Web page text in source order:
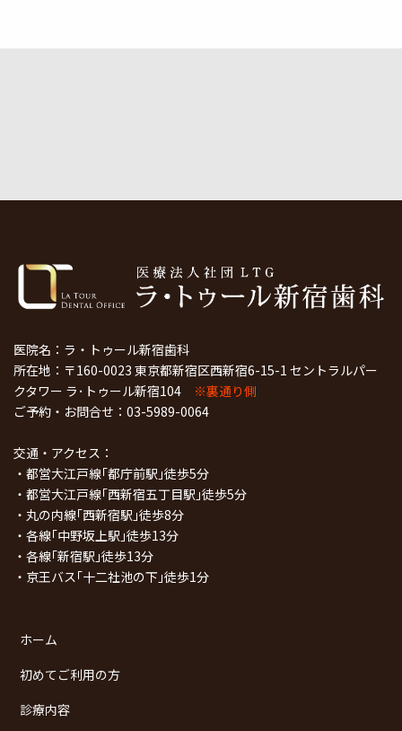
医院名：ラ・トゥール新宿歯科
所在地：〒160-0023 東京都新宿区西新宿6-15-1 セントラルパー
クタワー ラ･トゥール新宿104 ※裏通り側
ご予約・お問合せ： 03-5989-0064
交通・アクセス：
・都営大江戸線｢都庁前駅｣徒歩5分
・都営大江戸線｢西新宿五丁目駅｣徒歩5分
・丸の内線｢西新宿駅｣徒歩8分
・各線｢中野坂上駅｣徒歩13分
・各線｢新宿駅｣徒歩13分
・京王バス｢十二社池の下｣徒歩1分
ホーム
初めてご利用の方
診療内容